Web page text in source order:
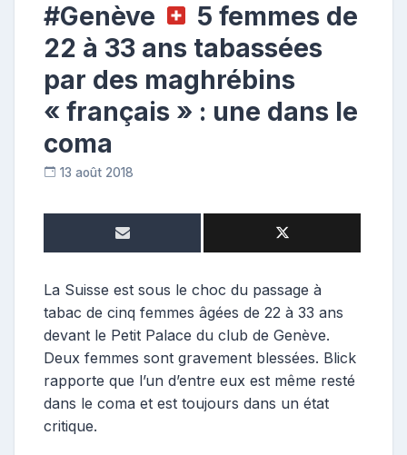
#Genève
5 femmes de
22 à 33 ans tabassées
par des maghrébins
« français » : une dans le
coma
13 août 2018
o
i
t
r
i
c
La Suisse est sous le choc du passage à
tabac de cinq femmes âgées de 22 à 33 ans
devant le Petit Palace du club de Genève.
Deux femmes sont gravement blessées. Blick
rapporte que l’un d’entre eux est même resté
dans le coma et est toujours dans un état
critique.